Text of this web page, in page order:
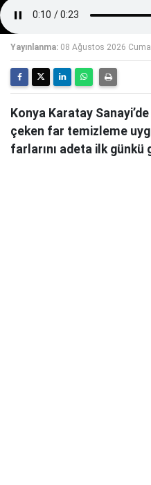
Yayınlanma: 08 Ağustos 2026
Konya Karatay
çeken far temizleme
farlarını adeta ilk